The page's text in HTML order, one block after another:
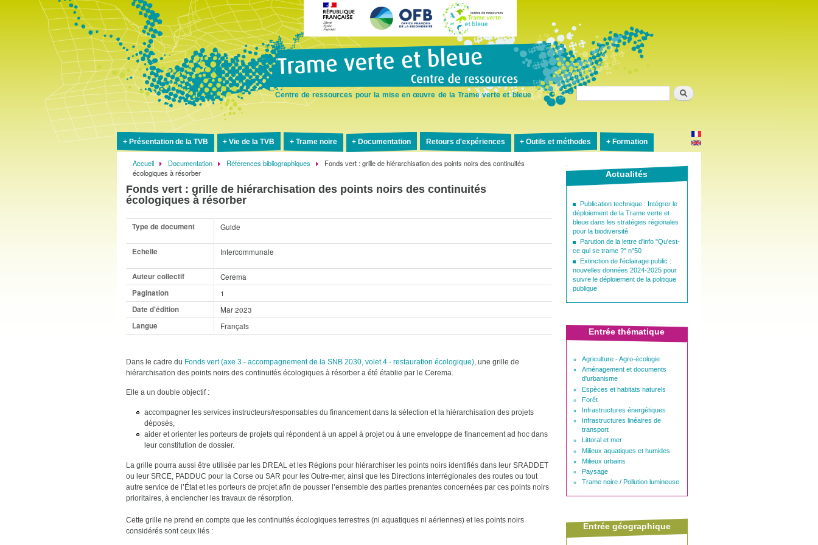
au
contenu
Centre de ressources pour la mise en œuvre de la Trame verte et bleue
Présentation de la TVB Vie de la TVB Trame noire Documentation Retours d'expériences Outils et méthodes Formation
Fil
d'Ariane
Accueil Documentation Références bibliographiques
Fonds vert : grille de hiérarchisation des points noirs des continuités
écologiques à résorber
Fonds vert : grille de hiérarchisation des points noirs des continuités
écologiques à résorber
Type de document Guide
Echelle Intercommunale
Auteur collectif
Cerema
Pagination
1
Date d'édition
Mar 2023
Langue
Français
Dans le cadre du Fonds vert (axe 3 - accompagnement de la SNB 2030, volet 4 - restauration écologique), une grille de
hiérarchisation des points noirs des continuités écologiques à résorber a été établie par le Cerema.
Elle a un double objectif :
accompagner les services instructeurs/responsables du financement dans la sélection et la hiérarchisation des projets
déposés,
aider et orienter les porteurs de projets qui répondent à un appel à projet ou à une enveloppe de financement ad hoc dans
leur constitution de dossier.
La grille pourra aussi être utilisée par les DREAL et les Régions pour hiérarchiser les points noirs identifiés dans leur SRADDET
ou leur SRCE, PADDUC pour la Corse ou SAR pour les Outre-mer, ainsi que les Directions interrégionales des routes ou tout
autre service de l’État et les porteurs de projet afin de pousser l’ensemble des parties prenantes concernées par ces points noirs
prioritaires, à enclencher les travaux de résorption.
Cette grille ne prend en compte que les continuités écologiques terrestres (ni aquatiques ni aériennes) et les points noirs
considérés sont ceux liés :
Actualités
Publication technique : Intégrer le
déploiement de la Trame verte et
bleue dans les stratégies régionales
pour la biodiversité
Parution de la lettre d'info "Qu'est-
ce qui se trame ?" n°50
Extinction de l'éclairage public :
nouvelles données 2024-2025 pour
suivre le déploiement de la politique
publique
Entrée thématique
Agriculture - Agro-écologie
Aménagement et documents
d'urbanisme
Espèces et habitats naturels
Forêt
Infrastructures énergétiques
Infrastructures linéaires de
transport
Littoral et mer
Milieux aquatiques et humides
Milieux urbains
Paysage
Trame noire / Pollution lumineuse
Entrée géographique